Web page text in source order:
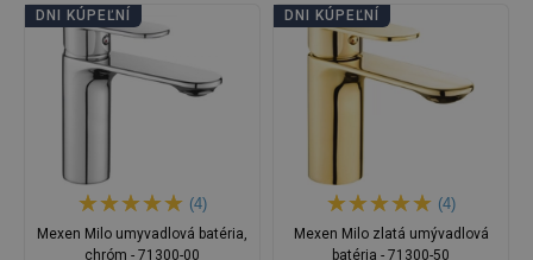
DNI KÚPEĽNÍ
(4)
Mexen Milo umyvadlová batéria,
chróm - 71300-00
DNI KÚPEĽNÍ
(4)
Mexen Milo zlatá umývadlová
batéria - 71300-50